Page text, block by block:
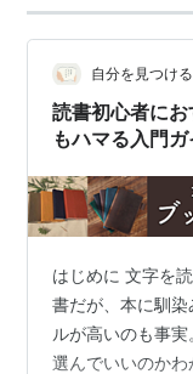
自分を見つけ
読書初心者に
もハマる入門ガ
はじめに 文字を
書だが、本に馴
ルが高いのも事
選んでいいのか